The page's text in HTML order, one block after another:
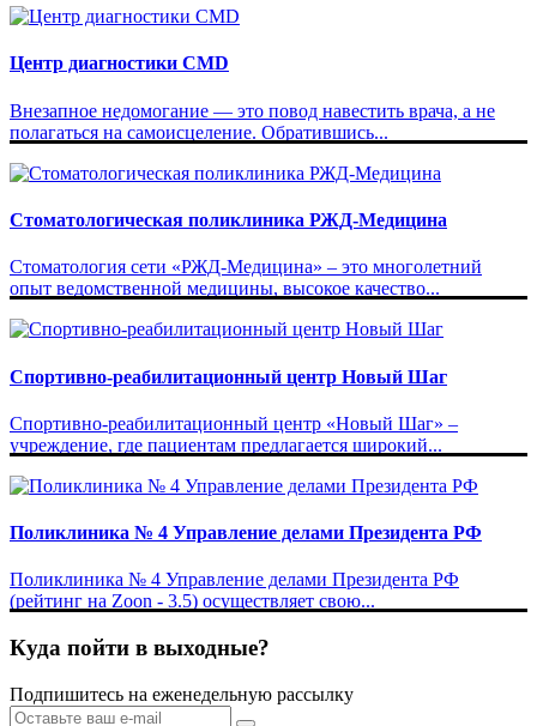
Центр диагностики CMD
Внезапное недомогание — это повод навестить врача, а не
полагаться на самоисцеление. Обратившись...
Стоматологическая поликлиника РЖД-Медицина
Стоматология сети «РЖД-Медицина» – это многолетний
опыт ведомственной медицины, высокое качество...
Спортивно-реабилитационный центр Новый Шаг
Спортивно-реабилитационный центр «Новый Шаг» –
учреждение, где пациентам предлагается широкий...
Поликлиника № 4 Управление делами Президента РФ
Поликлиника № 4 Управление делами Президента РФ
(рейтинг на Zoon - 3.5) осуществляет свою...
Куда пойти в выходные?
Подпишитесь на еженедельную рассылку